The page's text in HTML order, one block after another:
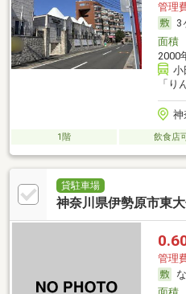
管理
3
面積
2000
小
「り
神
1階 飲食店
貸駐車場
神奈川県伊勢原市東
管理